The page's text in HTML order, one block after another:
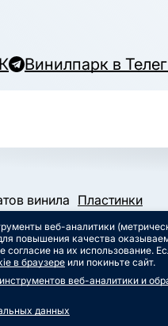
Винилпарк в
винила Пластинки
Конверты и
Слипматы
Сертификаты
Сувениры
веб-аналитики
повышения качества
согласие на их использование.
в браузере или покиньте сайт.
веб-аналитики и
данных